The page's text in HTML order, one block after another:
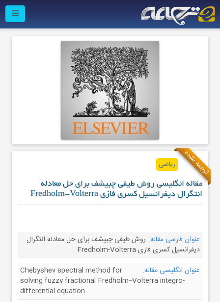
ترجمه نشده ریاضی
مقاله انگلیسی روش طیفی چبیشف برای حل معادله
انتگرال دیفرانسیل کسری فازی Fredholm-Volterra
عنوان فارسی مقاله: روش طیفی چبیشف برای حل معادله انتگرال
دیفرانسیل کسری فازی Fredholm-Volterra
عنوان انگلیسی مقاله:
Chebyshev spectral method for
solving fuzzy fractional Fredholm–Volterra integro-
differential equation